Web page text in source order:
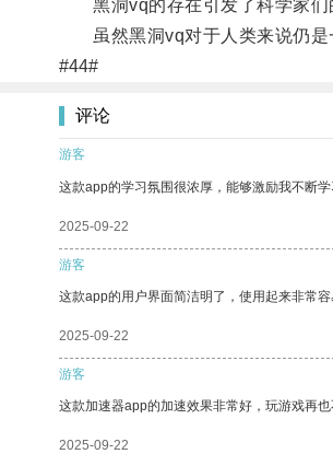
黑洞vq的存在引发了科学家们
虽然黑洞vq对于人类来说仍是
#44#
评论
游客
这款app的学习氛围很浓厚，能够激励我不断学
2025-09-22
游客
这款app的用户界面简洁明了，使用起来非常
2025-09-22
游客
这款加速器app的加速效果非常好，玩游戏再
2025-09-22